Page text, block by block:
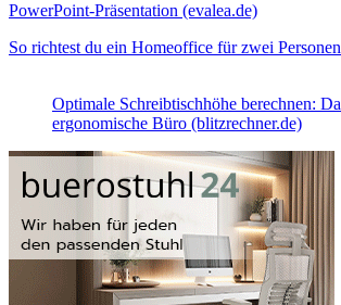
PowerPoint-Präsentation (evalea.de)
So richtest du ein Homeoffice für zwei
Optimale Schreibtischhöhe berechnen:
ergonomische Büro (blitzrechner.de)